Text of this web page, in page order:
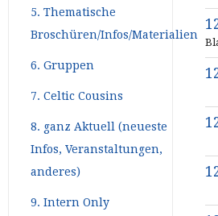
5. Thematische
Broschüren/Infos/Materialien
6. Gruppen
7. Celtic Cousins
8. ganz Aktuell (neueste
Infos, Veranstaltungen,
anderes)
9. Intern Only